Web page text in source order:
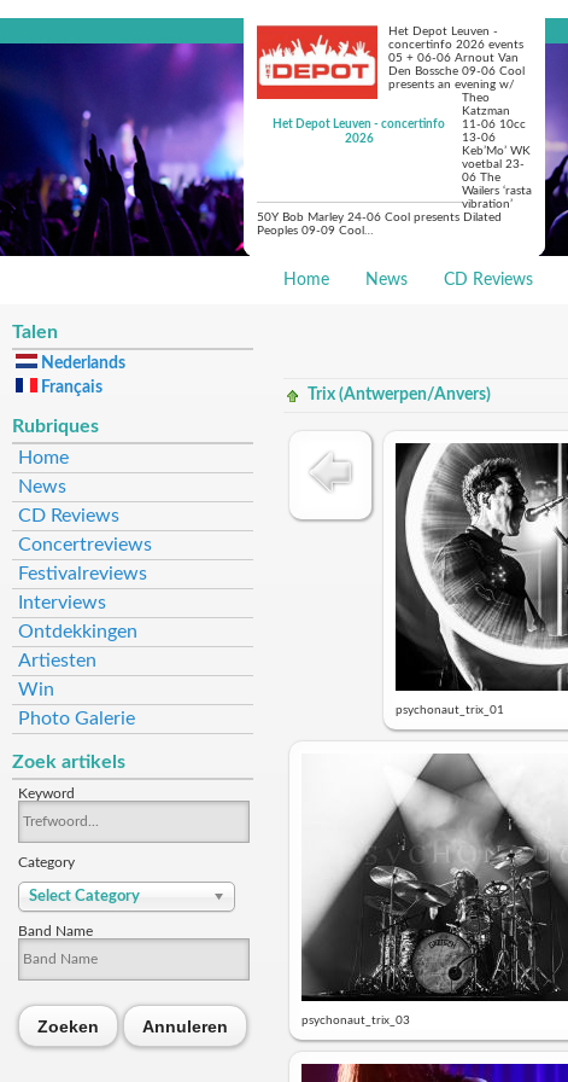
Het Depot Leuven - concertinfo
2026
Het Depot Leuven -
concertinfo 2026 events
05 + 06-06 Arnout Van
Den Bossche 09-06 Cool
presents an evening w/
Theo
Katzman
11-06 10cc
13-06
Keb’Mo’ WK
voetbal 23-
06 The
Wailers ‘rasta
vibration’
50Y Bob Marley 24-06 Cool presents Dilated
Peoples 09-09 Cool…
Home News CD Reviews
Talen
Nederlands
Français
Rubriques
Home
News
CD Reviews
Concertreviews
Festivalreviews
Interviews
Ontdekkingen
Artiesten
Win
Photo Galerie
Zoek artikels
Keyword
Category
Select Category
Band Name
Zoeken Annuleren
Trix (Antwerpen/Anvers)
psychonaut_trix_01
psychonaut_trix_03